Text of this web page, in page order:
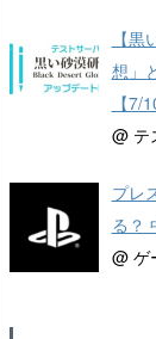
【
想」
【7/
@ テ
プレ
る？
@ ゲ